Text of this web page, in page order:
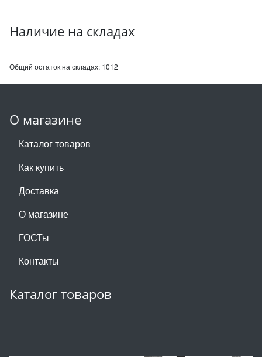
Наличие на складах
Общий остаток на складах: 1012
О магазине
Каталог товаров
Как купить
Доставка
О магазине
ГОСТы
Контакты
Каталог товаров